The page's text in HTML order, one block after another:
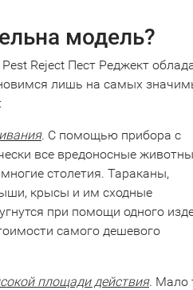
модель?
Reject Пест Реджект
лишь на самых
. С помощью прибора с
все вредоносные
столетия. Тараканы,
крысы и им сходные
при помощи одного
самого дешевого
площади действия. Мало